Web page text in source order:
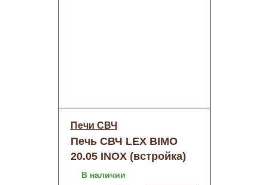
Печи СВЧ
Печь СВЧ LEX BIMO
20.05 INOX (встройка)
о/нВ наличии